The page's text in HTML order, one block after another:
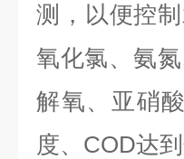
测，以便控
氧化氯、氨
解氧、亚硝
度、COD达